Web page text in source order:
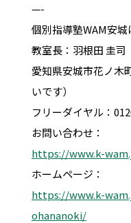
—-
個別指導塾WAM安
教室長：羽根田 圭司
愛知県安城市花ノ木
いです）
フリーダイヤル：
お問い合わせ：
https://www.k-
ホームページ：
https://www.k-
ohananoki/